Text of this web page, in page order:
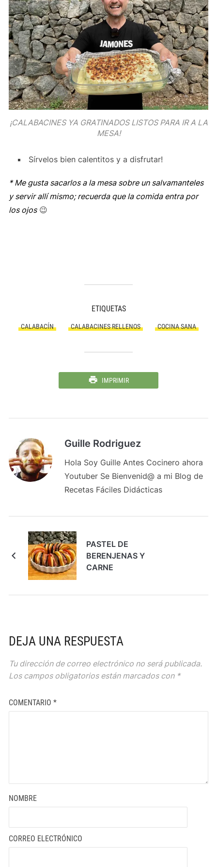
¡CALABACINES YA GRATINADOS LISTOS PARA IR A LA
MESA!
Sírvelos bien calentitos y a disfrutar!
* Me gusta sacarlos a la mesa sobre un salvamanteles
y servir allí mismo; recuerda que la comida entra por
los ojos 😉
ETIQUETAS
CALABACÍN CALABACINES RELLENOS COCINA SANA
IMPRIMIR
Guille Rodriguez
Hola Soy Guille Antes Cocinero ahora
Youtuber Se Bienvenid@ a mi Blog de
Recetas Fáciles Didácticas
PASTEL DE
BERENJENAS Y
CARNE
DEJA UNA RESPUESTA
Tu dirección de correo electrónico no será publicada.
Los campos obligatorios están marcados con *
COMENTARIO *
NOMBRE
CORREO ELECTRÓNICO